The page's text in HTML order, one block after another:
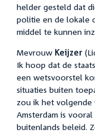
helder gesteld dat
politie en de lokale
middel te kunnen
Mevrouw Keijzer
Ik hoop dat de
een wetsvoorstel
situaties buiten
zou ik het volgende
Amsterdam is
buitenlands beleid.